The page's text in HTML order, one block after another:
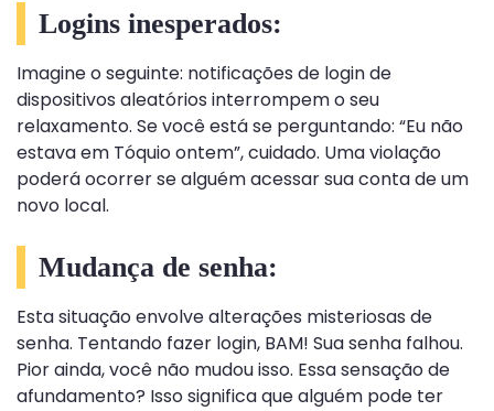
Logins inesperados:
Imagine o seguinte: notificações de login de
dispositivos aleatórios interrompem o seu
relaxamento. Se você está se perguntando: “Eu não
estava em Tóquio ontem”, cuidado. Uma violação
poderá ocorrer se alguém acessar sua conta de um
novo local.
Mudança de senha:
Esta situação envolve alterações misteriosas de
senha. Tentando fazer login, BAM! Sua senha falhou.
Pior ainda, você não mudou isso. Essa sensação de
afundamento? Isso significa que alguém pode ter